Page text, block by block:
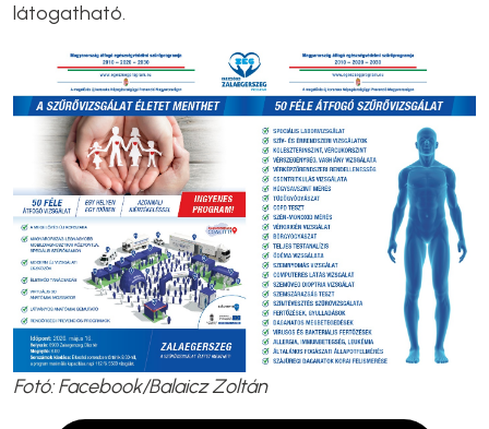
látogatható.
Fotó: Facebook/Balaicz Zoltán